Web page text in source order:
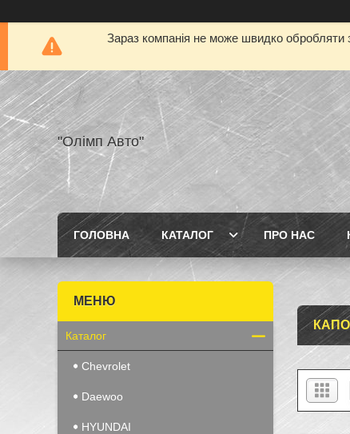
Зараз компанія не може швидко обробляти
"Олімп Авто"
ГОЛОВНА КАТАЛОГ ПРО НАС
Каталог
Chevrolet
Daewoo
HYUNDAI